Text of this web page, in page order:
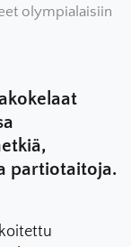
olympialaisiin
partiotaitoja.